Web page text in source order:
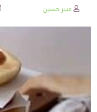
عبير حسين